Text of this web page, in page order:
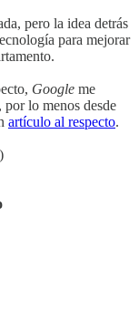
pero la idea detrás
para mejorar
Google me
lo menos desde
artículo al respecto.
)